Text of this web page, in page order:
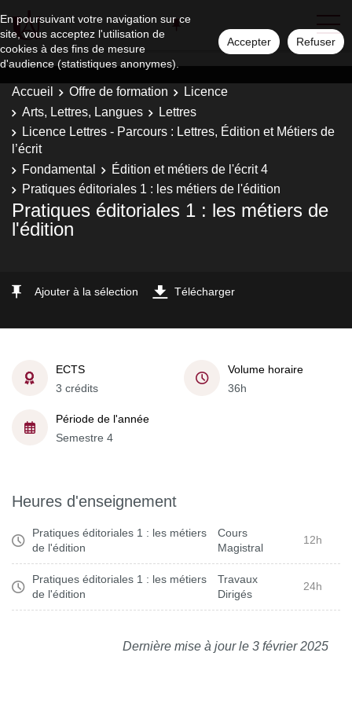
En poursuivant votre navigation sur ce
site, vous acceptez l'utilisation de
cookies à des fins de mesure
d'audience (statistiques anonymes).
Accepter Refuser
Accueil Offre de formation
Licence
Arts, Lettres, Langues
Lettres
Licence Lettres - Parcours : Lettres, Édition et Métiers de
l’écrit
Fondamental
Édition et métiers de l'écrit 4
Pratiques éditoriales 1 : les métiers de l'édition
Pratiques éditoriales 1 : les métiers de
l'édition
Ajouter à la sélection Télécharger
ECTS
3 crédits
Volume horaire
36h
Période de l'année
Semestre 4
Heures d'enseignement
Pratiques éditoriales 1 : les métiers
de l'édition
Cours
Magistral
12h
Pratiques éditoriales 1 : les métiers
de l'édition
Travaux
Dirigés
24h
Dernière mise à jour le 3 février 2025